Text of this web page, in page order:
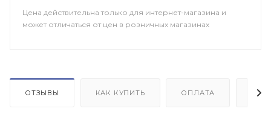
Цена действительна только для интернет-магазина и
может отличаться от цен в розничных магазинах
ОТЗЫВЫ КАК КУПИТЬ ОПЛАТА